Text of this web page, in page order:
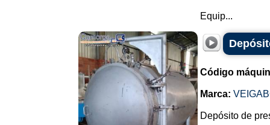
Equip...
Código
Marca:
Depósito de